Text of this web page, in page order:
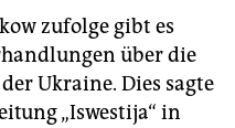
zufolge gibt es
über die
Ukraine. Dies sagte
„Iswestija“ in